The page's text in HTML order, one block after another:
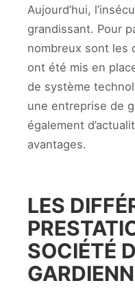
Aujourd’hui,
grandissant. Pour
nombreux sont les
ont été mis en
de système
une entreprise de
également
avantages.
LES
SOCIÉTÉ